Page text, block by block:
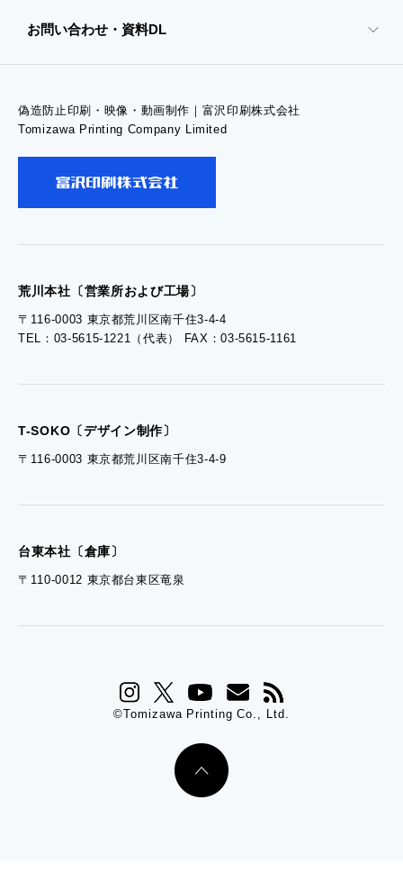
お問い合わせ・資料DL
- お問い合わせTOP
- お問い合わせ
- 採用お問い合わせ
偽造防止印刷・映像・動画制作｜富沢印刷株式会社
Tomizawa Printing Company Limited
荒川本社〔営業所および工場〕
〒116-0003 東京都荒川区南千住3-4-4
TEL：03-5615-1221（代表） FAX：03-5615-1161
T-SOKO〔デザイン制作〕
〒116-0003 東京都荒川区南千住3-4-9
台東本社〔倉庫〕
〒110-0012 東京都台東区竜泉
©Tomizawa Printing Co., Ltd.